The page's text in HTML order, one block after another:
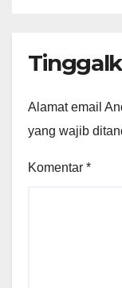
Alamat email
yang wajib
Komentar *